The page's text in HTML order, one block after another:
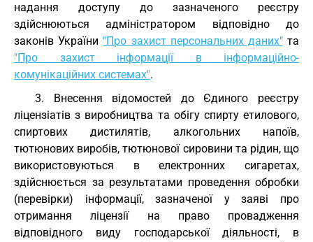
надання доступу до зазначеного реєстру
здійснюються адміністратором відповідно до
законів України "Про захист персональних даних"та
"Про захист інформації в інформаційно-
комунікаційних системах".
3. Внесення відомостей до Єдиного реєстру
ліцензіатів з виробництва та обігу спирту етилового,
спиртових дистилятів, алкогольних напоїв,
тютюнових виробів, тютюнової сировини та рідин, що
використовуються в електронних сигаретах,
здійснюється за результатами проведення обробки
(перевірки) інформації, зазначеної у заяві про
отримання ліцензії на право провадження
відповідного виду господарської діяльності, в